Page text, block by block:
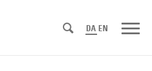
DA EN